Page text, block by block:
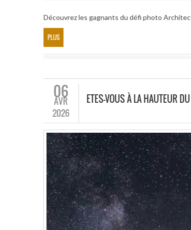
Découvrez les gagnants du défi photo
PLUS
06
AVR
2026
ETES-VOUS À LA HAUTEUR